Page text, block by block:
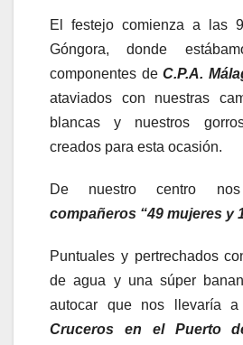
El festejo comienza a las
Góngora, donde
componentes deC.P.A.
ataviados con nuestras
blancas y nuestros
creados para esta ocasión.
De nuestro centro
compañeros “49 mujeres y
Puntuales y pertrechados
de agua y una súper
autocar que nos llevaría
Cruceros en el Puerto